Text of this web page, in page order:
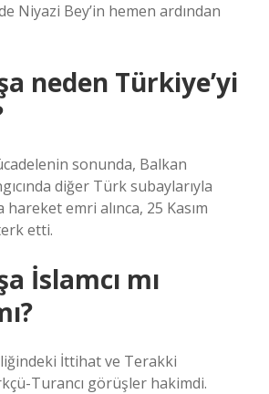
Niyazi Bey’in hemen ardından
neden Türkiye’yi
sonunda, Balkan
diğer Türk subaylarıyla
emri alınca, 25 Kasım
etti.
İslamcı mı
İttihat ve Terakki
Turancı görüşler hakimdi.